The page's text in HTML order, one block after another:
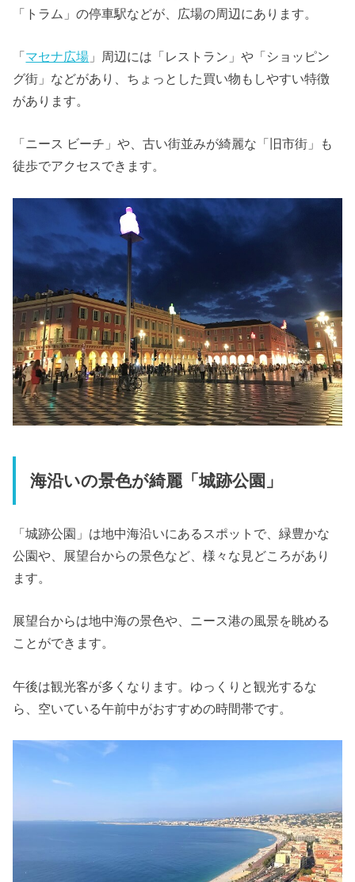
「トラム」の停車駅などが、広場の周辺にあります。
「マセナ広場 」周辺には「レストラン」や「ショッピン
グ街」などがあり、ちょっとした買い物もしやすい特徴
があります。
「ニース ビーチ」や、古い街並みが綺麗な「旧市街」も
徒歩でアクセスできます。
海沿いの景色が綺麗「城跡公園」
「城跡公園」は地中海沿いにあるスポットで、緑豊かな
公園や、展望台からの景色など、様々な見どころがあり
ます。
展望台からは地中海の景色や、ニース港の風景を眺める
ことができます。
午後は観光客が多くなります。ゆっくりと観光するな
ら、空いている午前中がおすすめの時間帯です。